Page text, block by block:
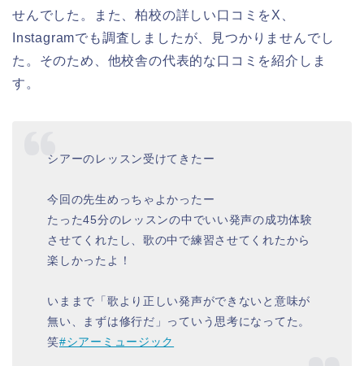
せんでした。また、柏校の詳しい口コミをX、
Instagramでも調査しましたが、見つかりませんでし
た。そのため、他校舎の代表的な口コミを紹介しま
す。
シアーのレッスン受けてきたー
今回の先生めっちゃよかったー
たった45分のレッスンの中でいい発声の成功体験
させてくれたし、歌の中で練習させてくれたから
楽しかったよ！
いままで「歌より正しい発声ができないと意味が
無い、まずは修行だ」っていう思考になってた。
笑#シアーミュージック